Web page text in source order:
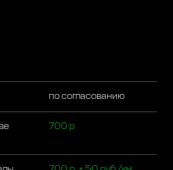
по согласованию
700 р